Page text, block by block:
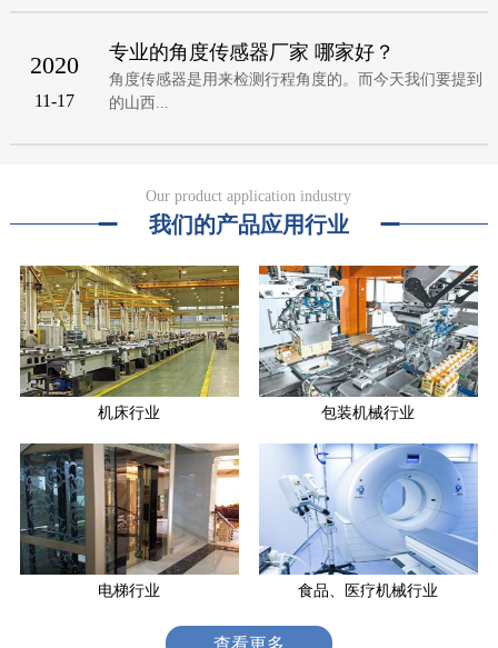
2020
11-17
专业的角度传感器厂家 哪家好？
角度传感器是用来检测行程角度的。而今天我们要提到
的山西...
Our product application industry
我们的产品应用行业
机床行业 包装机械行业
电梯行业 食品、医疗机械行业
查看更多